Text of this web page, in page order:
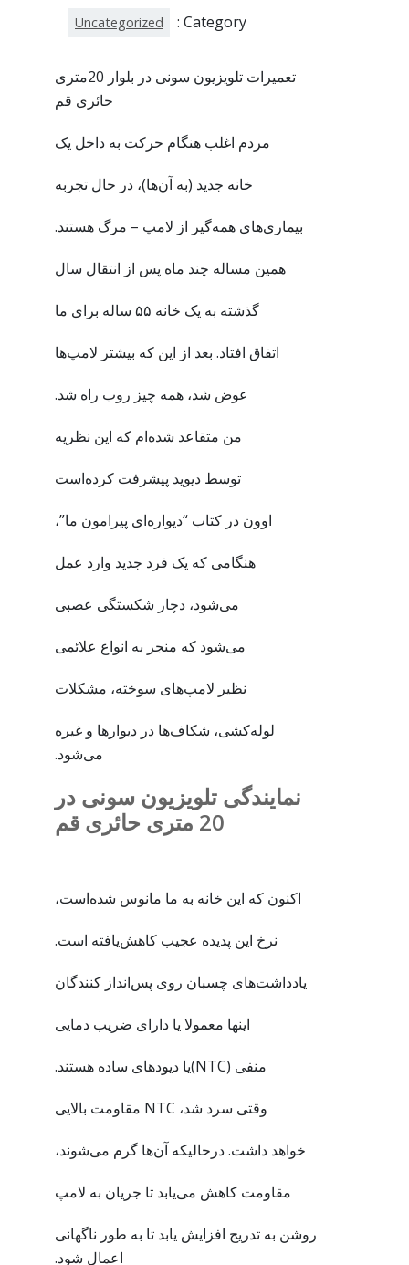
Category :
Uncategorized
تعمیرات تلویزیون سونی در بلوار 20متری
حائری قم
مردم اغلب هنگام حرکت به داخل یک
خانه جدید (به آن‌ها)، در حال تجربه
بیماری‌های همه‌گیر از لامپ – مرگ هستند.
همین مساله چند ماه پس از انتقال سال
گذشته به یک خانه ۵۵ ساله برای ما
اتفاق افتاد. بعد از این که بیشتر لامپ‌ها
عوض شد، همه چیز روب راه شد.
من متقاعد شده‌ام که این نظریه
توسط دیوید پیشرفت کرده‌است
اوون در کتاب “دیواره‌ای پیرامون ما”،
هنگامی که یک فرد جدید وارد عمل
می‌شود، دچار شکستگی عصبی
می‌شود که منجر به انواع علائمی
نظیر لامپ‌های سوخته، مشکلات
لوله‌کشی، شکاف‌ها در دیوارها و غیره
می‌شود.
نمایندگی تلویزیون سونی در
20 متری حائری قم
اکنون که این خانه به ما مانوس شده‌است،
نرخ این پدیده عجیب کاهش‌یافته است.
یادداشت‌های چسبان روی پس‌انداز کنندگان
اینها معمولا یا دارای ضریب دمایی
منفی (NTC)یا دیودهای ساده هستند.
وقتی سرد شد، NTC مقاومت بالایی
خواهد داشت. درحالیکه آن‌ها گرم می‌شوند،
مقاومت کاهش می‌یابد تا جریان به لامپ
روشن به تدریج افزایش یابد تا به طور ناگهانی
اعمال شود.